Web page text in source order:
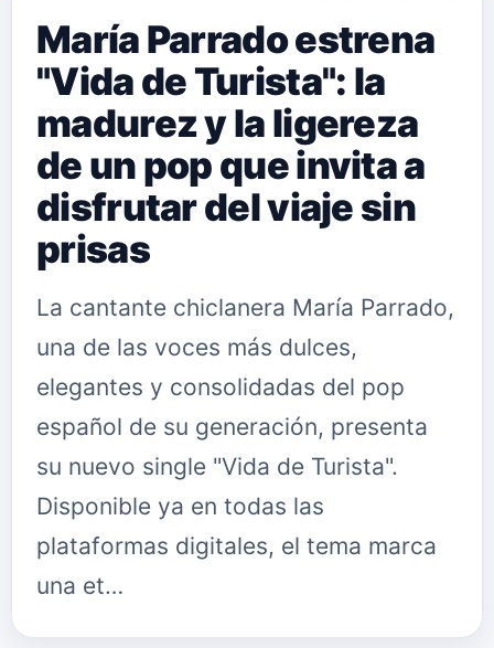
María Parrado estrena
"Vida de Turista": la
madurez y la ligereza
de un pop que invita a
disfrutar del viaje sin
prisas
La cantante chiclanera María Parrado,
una de las voces más dulces,
elegantes y consolidadas del pop
español de su generación, presenta
su nuevo single "Vida de Turista".
Disponible ya en todas las
plataformas digitales, el tema marca
una et…